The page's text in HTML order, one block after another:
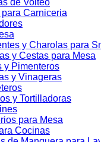
de Volteo
Carniceria
y Charolas para
y Cestas para Mesa
y Pimenteros
y Vinageras
y Tortilladoras
para Mesa
Cocinas